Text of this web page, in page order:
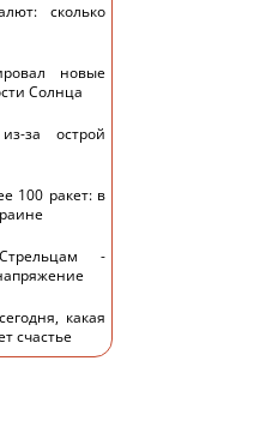
сколько
новые
Солнца
за острой
100 ракет: в
-
какая
счастье